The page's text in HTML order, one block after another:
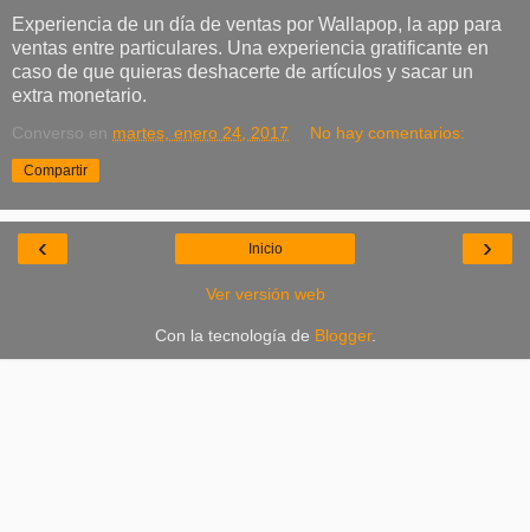
Experiencia de un día de ventas por Wallapop, la app para
ventas entre particulares. Una experiencia gratificante en
caso de que quieras deshacerte de artículos y sacar un
extra monetario.
Converso en martes, enero 24, 2017 No hay comentarios:
Compartir
‹ ›
Inicio
Ver versión web
Con la tecnología de Blogger.